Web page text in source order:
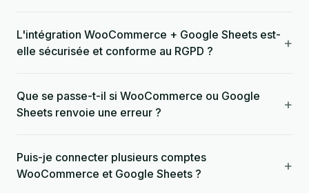
L'intégration WooCommerce + Google Sheets est-
elle sécurisée et conforme au RGPD ?
+
Que se passe-t-il si WooCommerce ou Google
Sheets renvoie une erreur ?
+
Puis-je connecter plusieurs comptes
WooCommerce et Google Sheets ?
+